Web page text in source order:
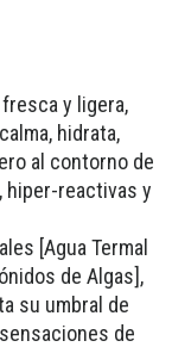
y ligera,
hidrata,
al contorno de
reactivas y
[Agua Termal
de Algas],
su umbral de
de